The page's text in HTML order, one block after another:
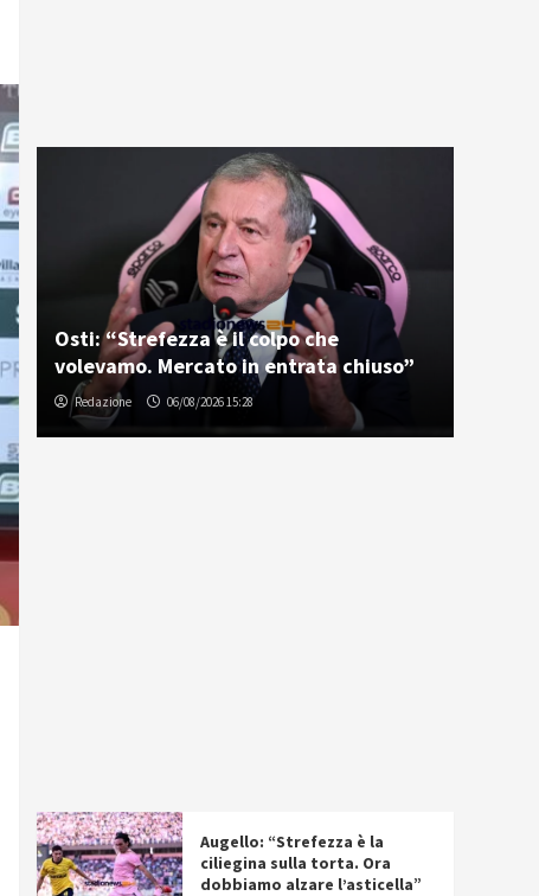
Osti: “Strefezza è il colpo che
volevamo. Mercato in entrata chiuso”
Redazione 06/08/2026 15:28
Augello: “Strefezza è la
ciliegina sulla torta. Ora
dobbiamo alzare l’asticella”